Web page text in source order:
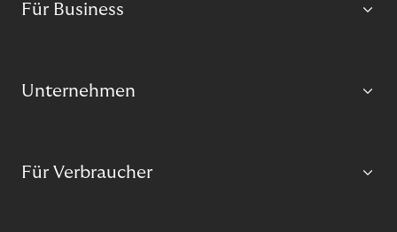
Für Business
Unternehmen
Für Verbraucher